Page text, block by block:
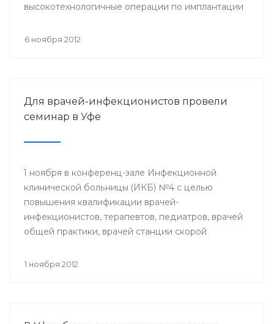
высокотехнологичные операции по имплантации
(ДЦП) баклофеновых помп. В освоении новой
Москвы.
6 ноября 2012
Для врачей-инфекционистов провели
семинар в Уфе
1 ноября в конференц-зале Инфекционной
клинической больницы (ИКБ) №4 с целью
повышения квалификации врачей-
инфекционистов, терапевтов, педиатров, врачей
общей практики, врачей станции скорой
республиканский семинар «Актуальные вопросы
1 ноября 2012